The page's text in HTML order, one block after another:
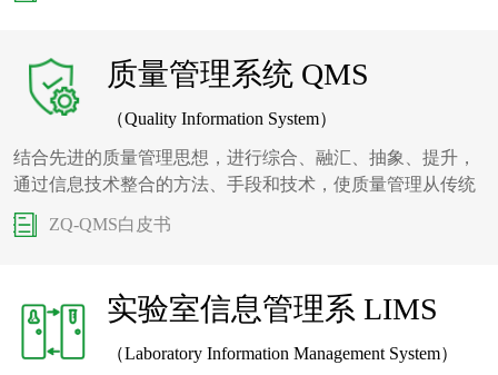
质量管理系统 QMS
（Quality Information System）
结合先进的质量管理思想，进行综合、融汇、抽象、提升，
通过信息技术整合的方法、手段和技术，使质量管理从传统
方法变为一种先进的、具体的、规范的、系统的、的、智能
的质量管理模式。
ZQ-QMS白皮书
实验室信息管理系 LIMS
（Laboratory Information Management System）